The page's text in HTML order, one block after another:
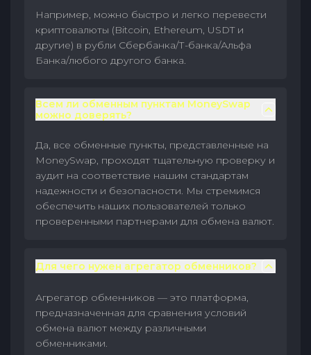
Например, можно быстро и легко перевести
криптовалюты (Bitcoin, Ethereum, USDT и
другие) в рубли Сбербанка/Т-банка/Альфа
Банка/любого другого банка.
Всем ли обменным пунктам MoneySwap
можно доверять?
Да, все обменные пункты, представленные на
MoneySwap, проходят тщательную проверку и
аудит на соответствие нашим стандартам
надежности и безопасности. Мы стремимся
обеспечить наших пользователей только
проверенными партнерами для обмена валют.
Для чего нужен агрегатор обменников?
Агрегатор обменников — это платформа,
предназначенная для сравнения условий
обмена валют между различными
обменниками.